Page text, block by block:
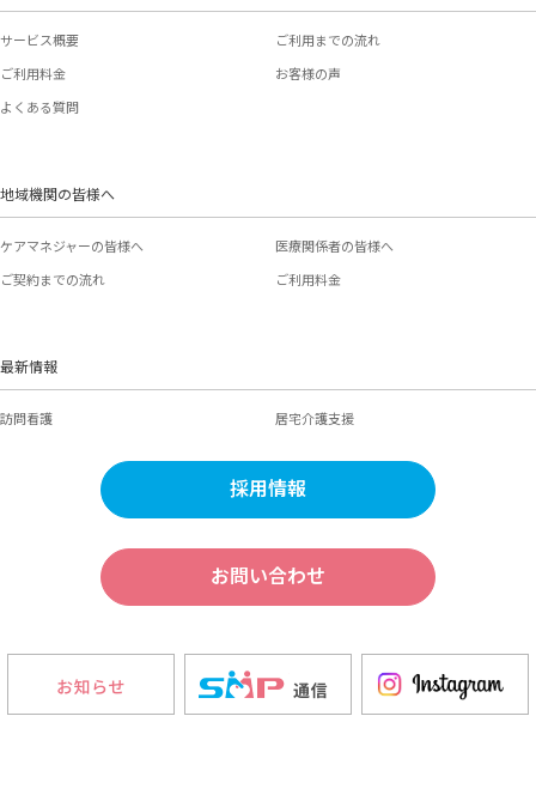
サービス概要
ご利用までの流れ
ご利用料金
お客様の声
よくある質問
地域機関の皆様へ
ケアマネジャーの皆様へ
医療関係者の皆様へ
ご契約までの流れ
ご利用料金
最新情報
訪問看護 居宅介護支援
採用情報
お問い合わせ